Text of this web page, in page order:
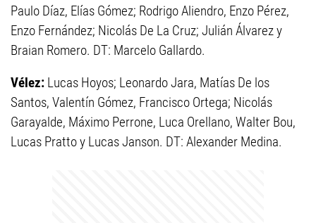
Paulo Díaz, Elías Gómez; Rodrigo Aliendro, Enzo Pérez,
Enzo Fernández; Nicolás De La Cruz; Julián Álvarez y
Braian Romero. DT: Marcelo Gallardo.
Vélez: Lucas Hoyos; Leonardo Jara, Matías De los
Santos, Valentín Gómez, Francisco Ortega; Nicolás
Garayalde, Máximo Perrone, Luca Orellano, Walter Bou,
Lucas Pratto y Lucas Janson. DT: Alexander Medina.